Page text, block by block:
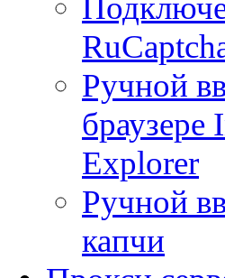
Ручной
браузере
Explorer
Ручной
капчи